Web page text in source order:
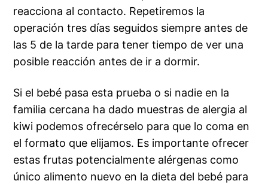
reacciona al contacto. Repetiremos la
operación tres días seguidos siempre antes de
las 5 de la tarde para tener tiempo de ver una
posible reacción antes de ir a dormir.
Si el bebé pasa esta prueba o si nadie en la
familia cercana ha dado muestras de alergia al
kiwi podemos ofrecérselo para que lo coma en
el formato que elijamos. Es importante ofrecer
estas frutas potencialmente alérgenas como
único alimento nuevo en la dieta del bebé para